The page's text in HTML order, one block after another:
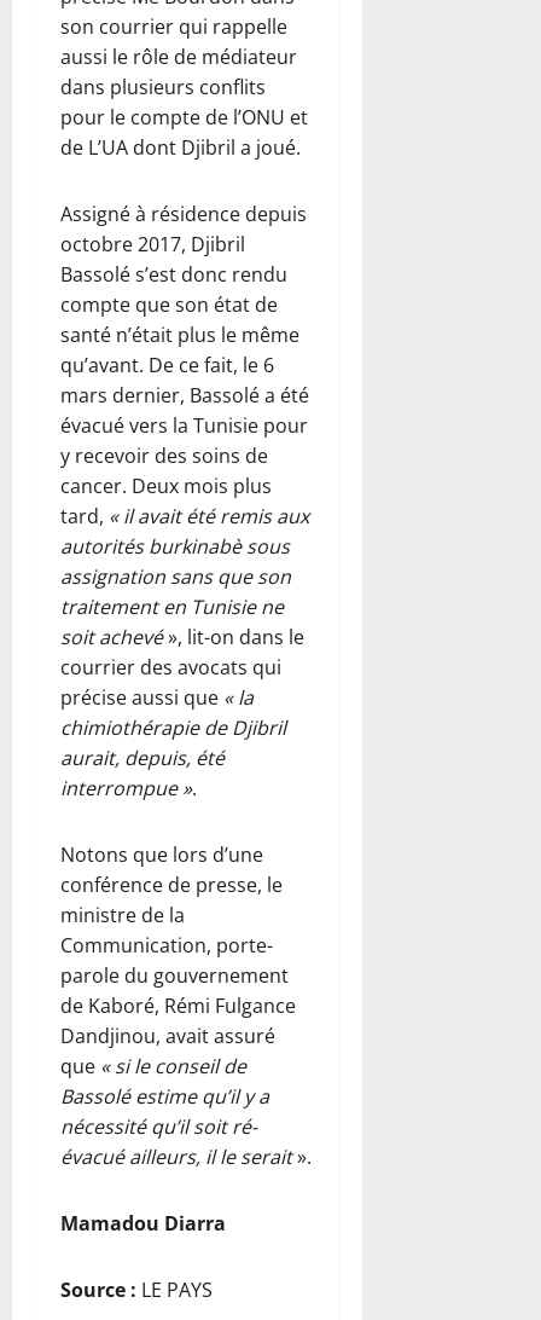
son courrier qui rappelle
aussi le rôle de médiateur
dans plusieurs conflits
pour le compte de l’ONU et
de L’UA dont Djibril a joué.
Assigné à résidence depuis
octobre 2017, Djibril
Bassolé s’est donc rendu
compte que son état de
santé n’était plus le même
qu’avant. De ce fait, le 6
mars dernier, Bassolé a été
évacué vers la Tunisie pour
y recevoir des soins de
cancer. Deux mois plus
tard, « il avait été remis aux
autorités burkinabè sous
assignation sans que son
traitement en Tunisie ne
soit achevé», lit-on dans le
courrier des avocats qui
précise aussi que « la
chimiothérapie de Djibril
aurait, depuis, été
interrompue ».
Notons que lors d’une
conférence de presse, le
ministre de la
Communication, porte-
parole du gouvernement
de Kaboré, Rémi Fulgance
Dandjinou, avait assuré
que « si le conseil de
Bassolé estime qu’il y a
nécessité qu’il soit ré-
évacué ailleurs, il le serait».
Mamadou Diarra
Source : LE PAYS